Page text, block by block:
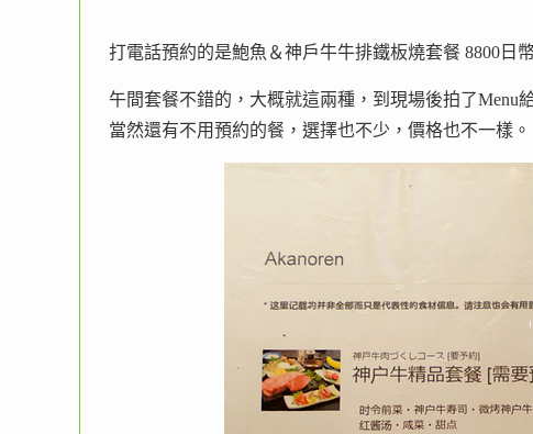
打電話預約的是鮑魚＆神戶牛牛排鐵板燒套餐 8800日
午間套餐不錯的，大概就這兩種，到現場後拍了Menu
當然還有不用預約的餐，選擇也不少，價格也不一樣。